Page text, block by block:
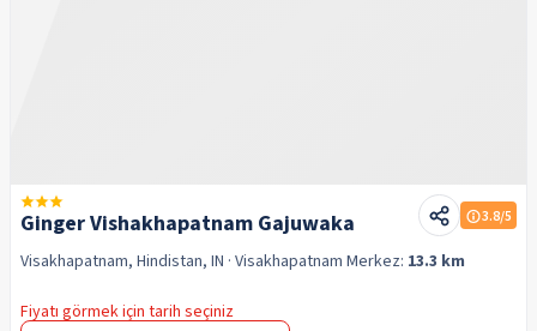
Ginger Vishakhapatnam Gajuwaka 3.8/5
Visakhapatnam, Hindistan, IN · Visakhapatnam Merkez: 13.3 km
Fiyatı görmek için tarih seçiniz